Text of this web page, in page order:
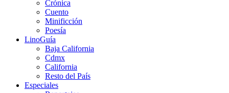
Crónica
Cuento
Minificción
Poesía
LinoGuía
Baja California
Cdmx
California
Resto del País
Especiales